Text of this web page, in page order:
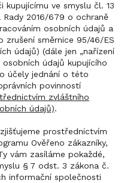
kupujícímu ve smyslu čl. 13
Rady 2016/679 o ochraně
osobních údajů a
směrnice 95/46/ES
údajů) (dále jen „nařízení
osobních údajů kupujícího
účely jednání o této
povinností
zvláštního
údajů).
prostřednictvím
Ověřeno zákazníky,
vám zasíláme pokaždé,
§ 7 odst. 3 zákona č.
informační společnosti